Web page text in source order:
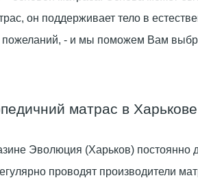
он поддерживает тело в
пожеланий, - и мы поможем Вам
матрас в
Эволюция (Харьков) постоянно
проводят производители